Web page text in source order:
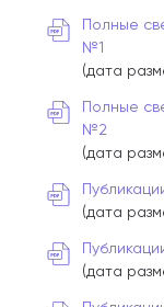
Полные
№1
(дата
Полные
№2
(дата
(дата
(дата